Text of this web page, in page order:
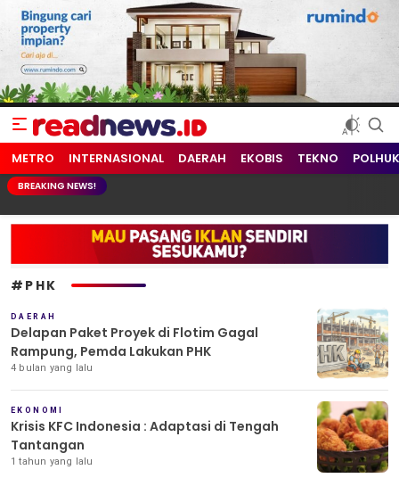
readnews.id
Berita Terkini, Update Terbaru Hari ini dari Indonesia dan Dunia
METRO INTERNASIONAL DAERAH EKOBIS TEKNO
BREAKING NEWS!
#PHK
DAERAH
Delapan Paket Proyek di Flotim Gagal
Rampung, Pemda Lakukan PHK
4 bulan yang lalu
EKONOMI
Krisis KFC Indonesia : Adaptasi di Tengah
Tantangan
1 tahun yang lalu